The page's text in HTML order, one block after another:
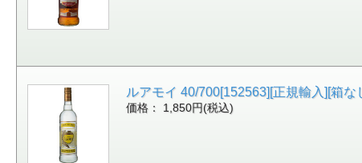
ルアモイ 40/700[152563][正規輸入][箱な
価格： 1,850円(税込)